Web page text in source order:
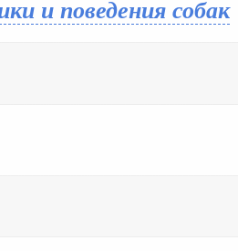
и поведения собак